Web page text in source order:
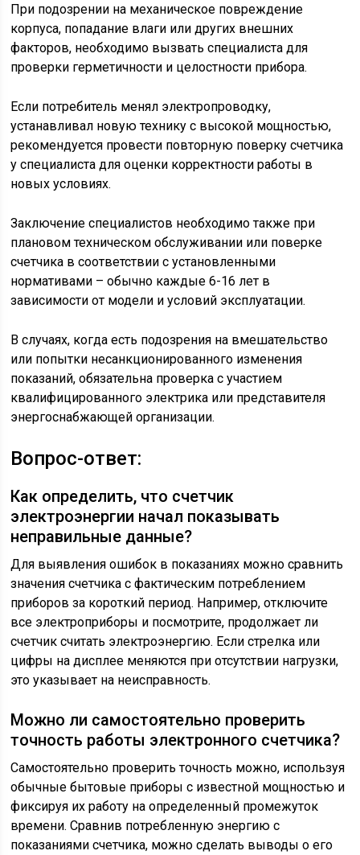
При подозрении на механическое повреждение
корпуса, попадание влаги или других внешних
факторов, необходимо вызвать специалиста для
проверки герметичности и целостности прибора.
Если потребитель менял электропроводку,
устанавливал новую технику с высокой мощностью,
рекомендуется провести повторную поверку счетчика
у специалиста для оценки корректности работы в
новых условиях.
Заключение специалистов необходимо также при
плановом техническом обслуживании или поверке
счетчика в соответствии с установленными
нормативами – обычно каждые 6-16 лет в
зависимости от модели и условий эксплуатации.
В случаях, когда есть подозрения на вмешательство
или попытки несанкционированного изменения
показаний, обязательна проверка с участием
квалифицированного электрика или представителя
энергоснабжающей организации.
Вопрос-ответ:
Как определить, что счетчик
электроэнергии начал показывать
неправильные данные?
Для выявления ошибок в показаниях можно сравнить
значения счетчика с фактическим потреблением
приборов за короткий период. Например, отключите
все электроприборы и посмотрите, продолжает ли
счетчик считать электроэнергию. Если стрелка или
цифры на дисплее меняются при отсутствии нагрузки,
это указывает на неисправность.
Можно ли самостоятельно проверить
точность работы электронного счетчика?
Самостоятельно проверить точность можно, используя
обычные бытовые приборы с известной мощностью и
фиксируя их работу на определенный промежуток
времени. Сравнив потребленную энергию с
показаниями счетчика, можно сделать выводы о его